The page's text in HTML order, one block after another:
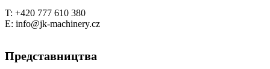
T: +420 777 610 380
E: info@jk-machinery.cz
Представництва